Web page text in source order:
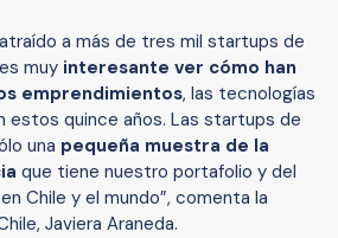
a más de tres mil startups de
muy interesante ver cómo han
emprendimientos, las tecnologías
estos quince años. Las startups de
una pequeña muestra de la
que tiene nuestro portafolio y del
Chile y el mundo”, comenta la
Javiera Araneda.